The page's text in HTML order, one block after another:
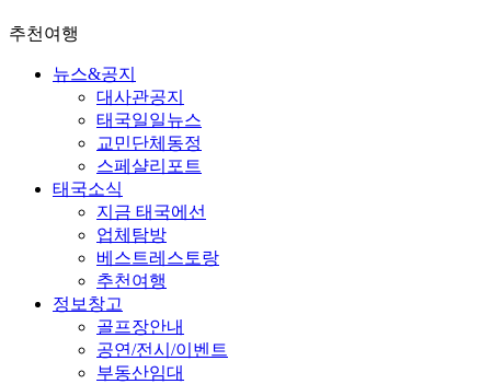
추천여행
뉴스&공지
대사관공지
태국일일뉴스
교민단체동정
스페샬리포트
태국소식
지금 태국에선
업체탐방
베스트레스토랑
추천여행
정보창고
골프장안내
공연/전시/이벤트
부동산임대